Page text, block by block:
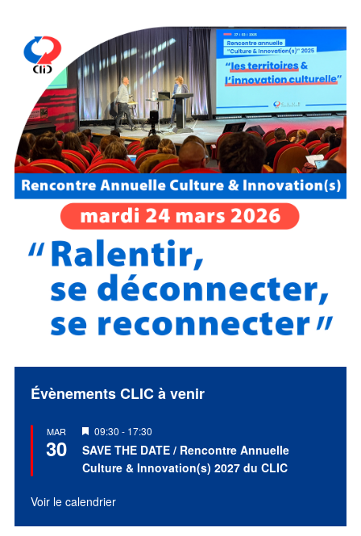
Évènements CLIC à venir
MAR
30
Mis
en
avant
09:30 - 17:30
SAVE THE DATE / Rencontre Annuelle
Culture & Innovation(s) 2027 du CLIC
Voir le calendrier